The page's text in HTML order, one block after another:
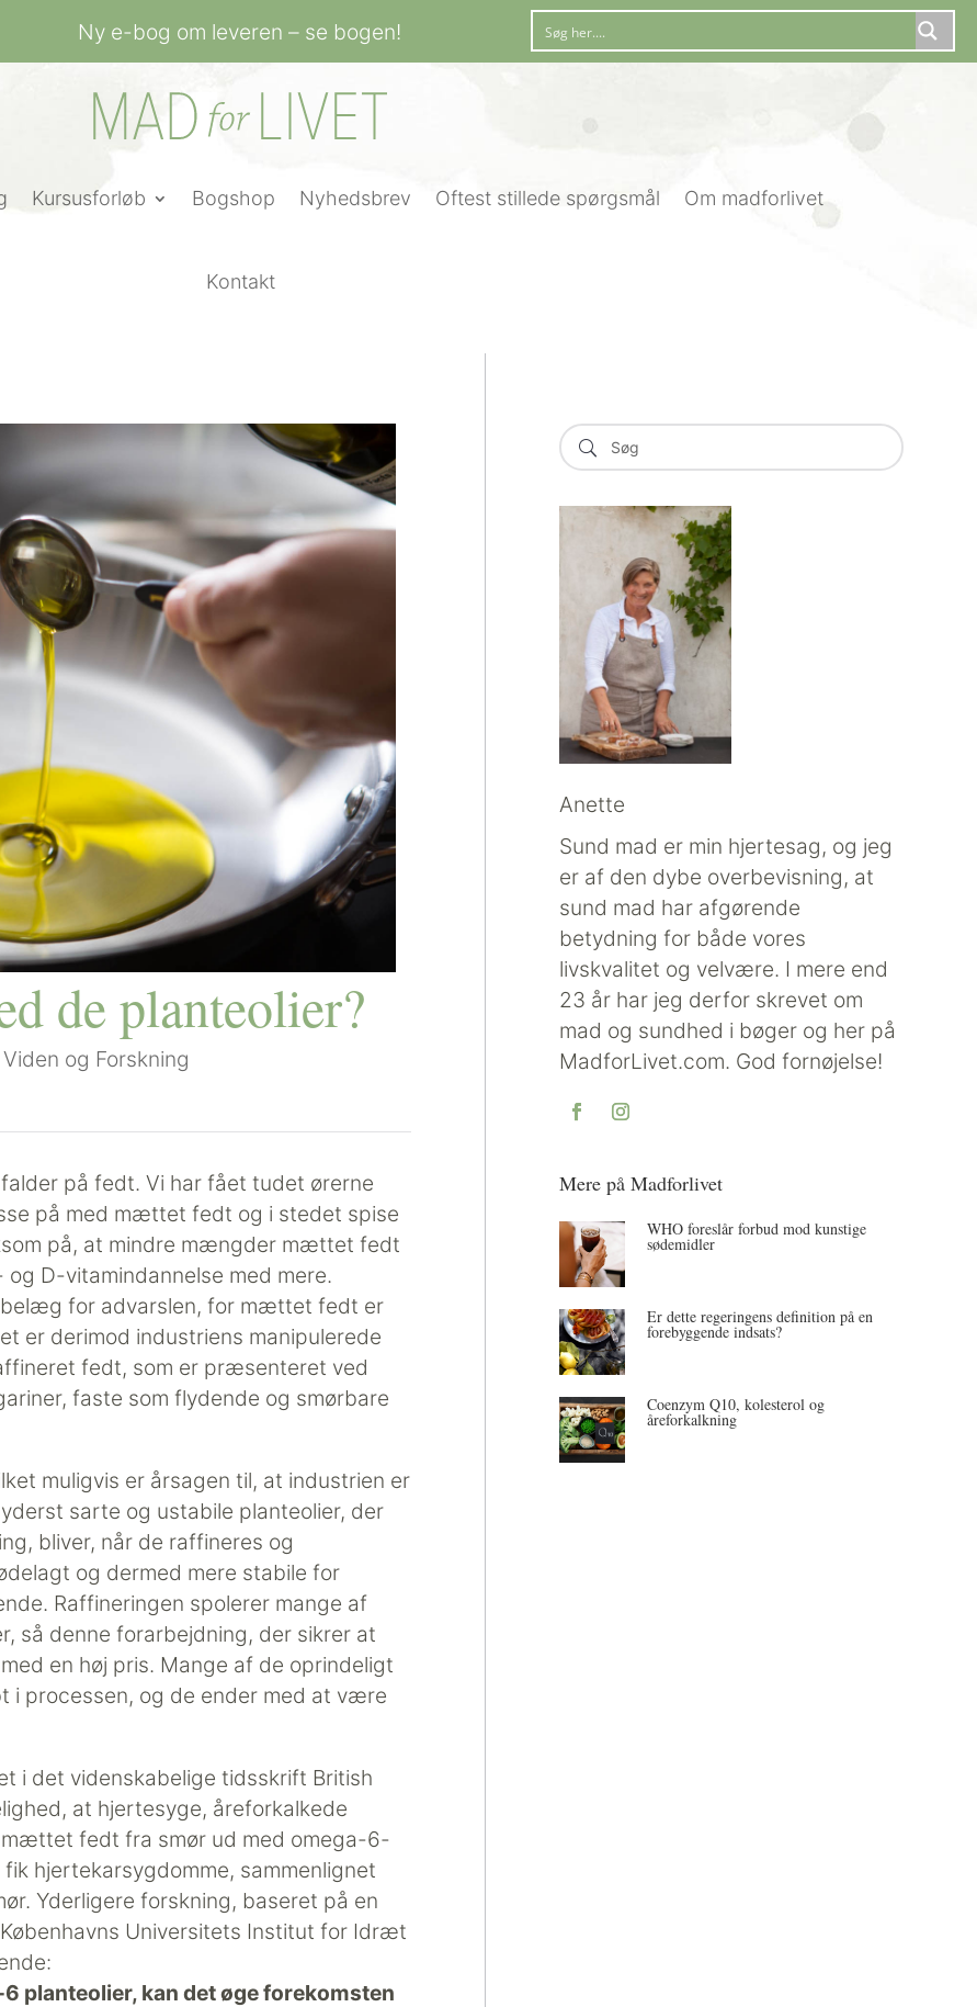
Ny e-bog om leveren – se bogen!
Kursusforløb Bogshop Nyhedsbrev Oftest stillede spørgsmål Om madforlivet
Kontakt
de planteolier?
|Viden og Forskning
på fedt. Vi har fået tudet ørerne
på med mættet fedt og i stedet spise
på, at mindre mængder mættet fedt
D-vitamindannelse med mere.
for advarslen, for mættet fedt er
er derimod industriens manipulerede
fedt, som er præsenteret ved
faste som flydende og smørbare
muligvis er årsagen til, at industrien er
sarte og ustabile planteolier, der
bliver, når de raffineres og
og dermed mere stabile for
Raffineringen spolerer mange af
så denne forarbejdning, der sikrer at
en høj pris. Mange af de oprindeligt
i processen, og de ender med at være
i det videnskabelige tidsskrift British
at hjertesyge, åreforkalkede
fedt fra smør ud med omega-6-
hjertekarsygdomme, sammenlignet
Yderligere forskning, baseret på en
Universitets Institut for Idræt
planteolier, kan det øge forekomsten
Anette
Sund mad er min hjertesag, og jeg
er af den dybe overbevisning, at
sund mad har afgørende
betydning for både vores
livskvalitet og velvære. I mere end
23 år har jeg derfor skrevet om
mad og sundhed i bøger og her på
MadforLivet.com. God fornøjelse!
Mere på Madforlivet
WHO foreslår forbud mod kunstige
sødemidler
Er dette regeringens definition på en
forebyggende indsats?
Coenzym Q10, kolesterol og
åreforkalkning